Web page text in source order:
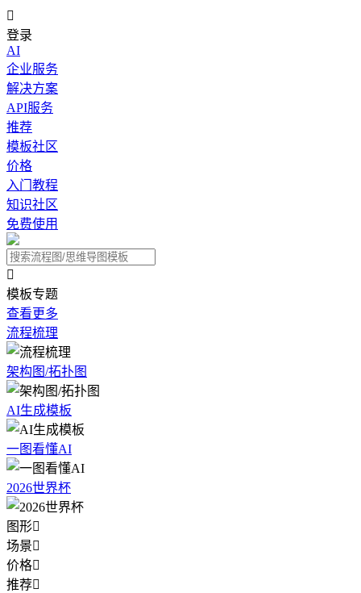

登录
AI
企业服务
解决方案
API服务
推荐
模板社区
价格
入门教程
知识社区
免费使用

模板专题
查看更多
流程梳理
架构图/拓扑图
AI生成模板
一图看懂AI
2026世界杯
图形
场景
价格
推荐